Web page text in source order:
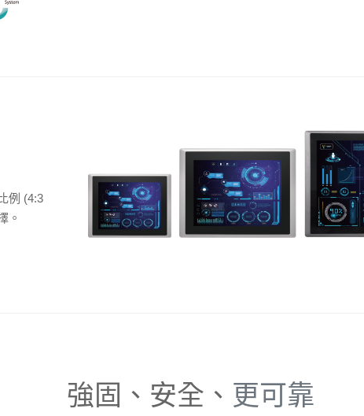
例 (4:3
。
強固、安全、 更可靠